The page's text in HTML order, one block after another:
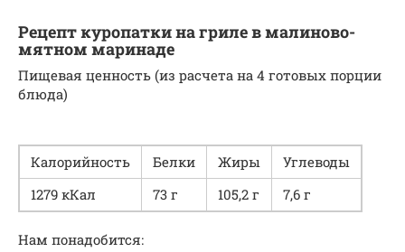
Рецепт куропатки на гриле в малиново-
мятном маринаде
Пищевая ценность (из расчета на 4 готовых порции
блюда)
Калорийность Белки Жиры
Углеводы
1279 кКал
73 г 105,2 г 7,6 г
Нам понадобится: